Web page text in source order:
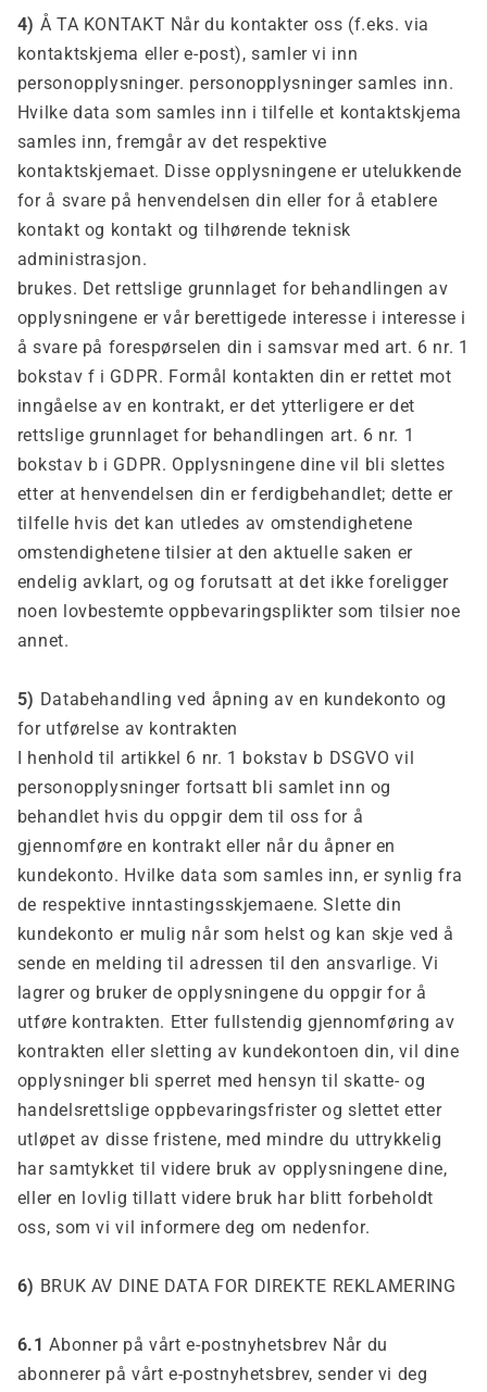
4) Å TA KONTAKT Når du kontakter oss (f.eks. via
kontaktskjema eller e-post), samler vi inn
personopplysninger. personopplysninger samles inn.
Hvilke data som samles inn i tilfelle et kontaktskjema
samles inn, fremgår av det respektive
kontaktskjemaet. Disse opplysningene er utelukkende
for å svare på henvendelsen din eller for å etablere
kontakt og kontakt og tilhørende teknisk
administrasjon.
brukes. Det rettslige grunnlaget for behandlingen av
opplysningene er vår berettigede interesse i interesse i
å svare på forespørselen din i samsvar med art. 6 nr. 1
bokstav f i GDPR. Formål kontakten din er rettet mot
inngåelse av en kontrakt, er det ytterligere er det
rettslige grunnlaget for behandlingen art. 6 nr. 1
bokstav b i GDPR. Opplysningene dine vil bli slettes
etter at henvendelsen din er ferdigbehandlet; dette er
tilfelle hvis det kan utledes av omstendighetene
omstendighetene tilsier at den aktuelle saken er
endelig avklart, og og forutsatt at det ikke foreligger
noen lovbestemte oppbevaringsplikter som tilsier noe
annet.
5) Databehandling ved åpning av en kundekonto og
for utførelse av kontrakten
I henhold til artikkel 6 nr. 1 bokstav b DSGVO vil
personopplysninger fortsatt bli samlet inn og
behandlet hvis du oppgir dem til oss for å
gjennomføre en kontrakt eller når du åpner en
kundekonto. Hvilke data som samles inn, er synlig fra
de respektive inntastingsskjemaene. Slette din
kundekonto er mulig når som helst og kan skje ved å
sende en melding til adressen til den ansvarlige. Vi
lagrer og bruker de opplysningene du oppgir for å
utføre kontrakten. Etter fullstendig gjennomføring av
kontrakten eller sletting av kundekontoen din, vil dine
opplysninger bli sperret med hensyn til skatte- og
handelsrettslige oppbevaringsfrister og slettet etter
utløpet av disse fristene, med mindre du uttrykkelig
har samtykket til videre bruk av opplysningene dine,
eller en lovlig tillatt videre bruk har blitt forbeholdt
oss, som vi vil informere deg om nedenfor.
6) BRUK AV DINE DATA FOR DIREKTE REKLAMERING
6.1 Abonner på vårt e-postnyhetsbrev Når du
abonnerer på vårt e-postnyhetsbrev, sender vi deg